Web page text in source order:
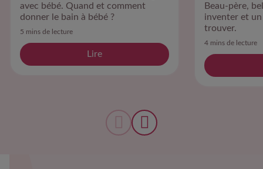
avec bébé. Quand et comment
donner le bain à bébé ?
5 mins de lecture
Lire
Beau-père,
inventer et
trouver.
4 mins de lecture